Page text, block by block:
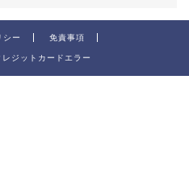
シー 免責事項
ジットカードエラー